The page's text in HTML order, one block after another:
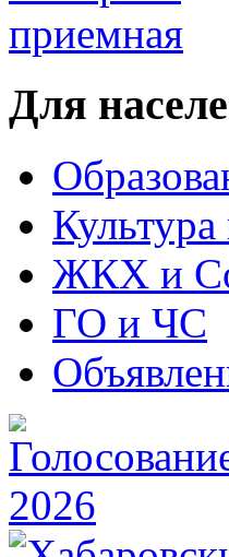
Для
ЖКХ и
ГО и ЧС